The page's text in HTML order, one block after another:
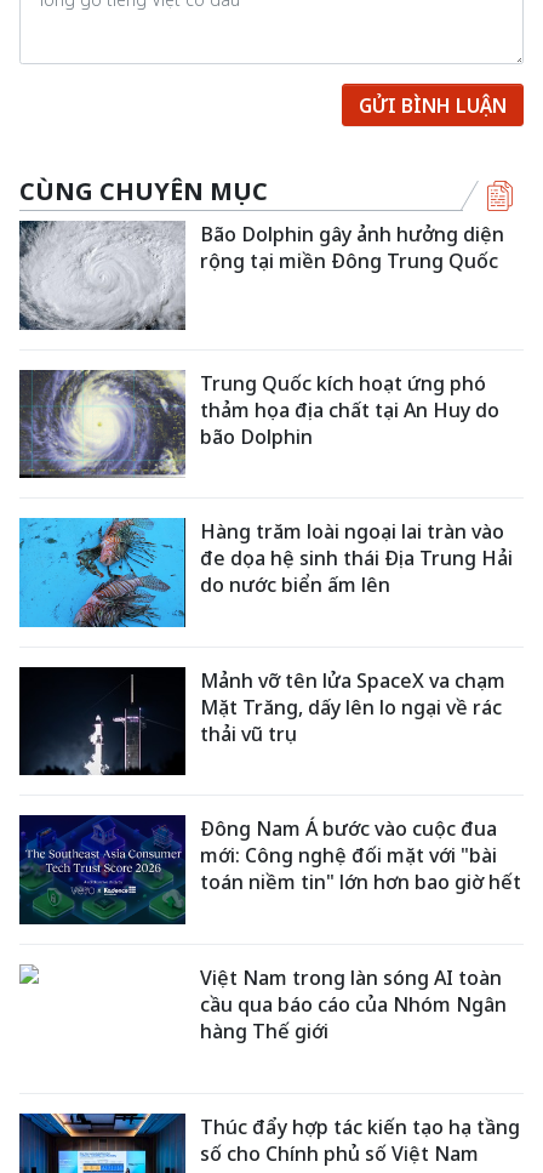
GỬI BÌNH LUẬN
CÙNG CHUYÊN MỤC
Bão Dolphin gây ảnh hưởng diện
rộng tại miền Đông Trung Quốc
Trung Quốc kích hoạt ứng phó
thảm họa địa chất tại An Huy do
bão Dolphin
Hàng trăm loài ngoại lai tràn vào
đe dọa hệ sinh thái Địa Trung Hải
do nước biển ấm lên
Mảnh vỡ tên lửa SpaceX va chạm
Mặt Trăng, dấy lên lo ngại về rác
thải vũ trụ
Đông Nam Á bước vào cuộc đua
mới: Công nghệ đối mặt với "bài
toán niềm tin" lớn hơn bao giờ hết
Việt Nam trong làn sóng AI toàn
cầu qua báo cáo của Nhóm Ngân
hàng Thế giới
Thúc đẩy hợp tác kiến tạo hạ tầng
số cho Chính phủ số Việt Nam